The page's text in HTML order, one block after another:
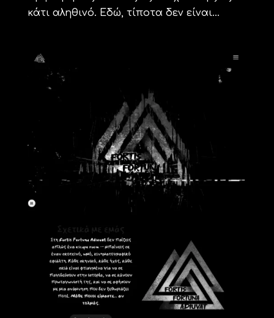
κάτι αληθινό. Εδώ, τίποτα δεν είναι...